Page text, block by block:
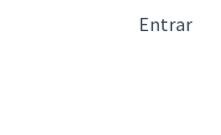
para traduçõesEntrar